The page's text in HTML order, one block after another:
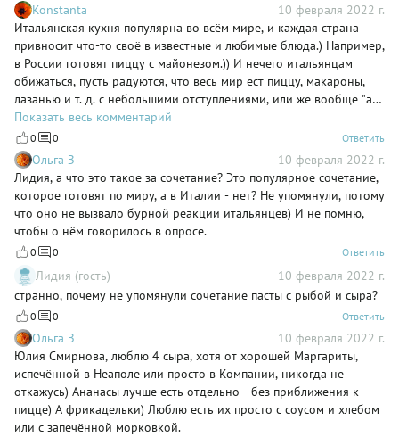
Konstanta
10 февраля 2022 г.
Итальянская кухня популярна во всём мире, и каждая страна
привносит что-то своё в известные и любимые блюда.) Например,
в России готовят пиццу с майонезом.)) И нечего итальянцам
обижаться, пусть радуются, что весь мир ест пиццу, макароны,
лазанью и т. д. с небольшими отступлениями, или же вообще "а-
ля" блюдо.))) У нас в семье пиццу едят только руками, спагетти
закладываем только в кипяток, но иногда ломаем))Гавайскую
пиццу никогда не пробовала и не готовила. Мне кажется тоже
странным сочетание сладких-пресладких консервированных
ананасов и томатов(( Уж лучше тогда взять свежий ананас и без
томатного соуса, только сыр...Соус тоже чаще всего добавляем в
готовые макароны.))
Показать весь комментарий
0 0 Ответить
Ольга З
10 февраля 2022 г.
Лидия, а что это такое за сочетание? Это популярное сочетание,
которое готовят по миру, а в Италии - нет? Не упомянули, потому
что оно не вызвало бурной реакции итальянцев) И не помню,
чтобы о нём говорилось в опросе.
0 0 Ответить
Лидия (гость)
10 февраля 2022 г.
странно, почему не упомянули сочетание пасты с рыбой и сыра?
0 0 Ответить
Ольга З
10 февраля 2022 г.
Юлия Смирнова, люблю 4 сыра, хотя от хорошей Маргариты,
испечённой в Неаполе или просто в Компании, никогда не
откажусь) Ананасы лучше есть отдельно - без приближения к
пицце) А фрикадельки) Люблю есть их просто с соусом и хлебом
или с запечённой морковкой.